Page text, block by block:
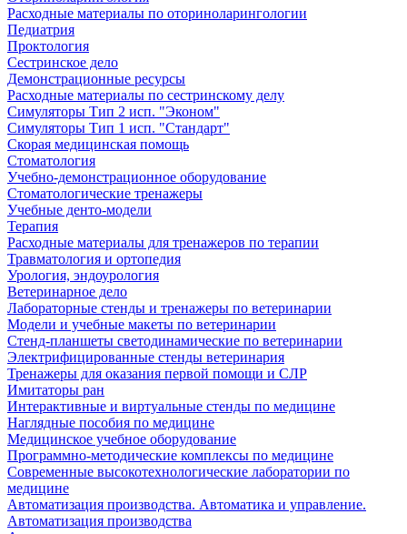
Расходные материалы по оториноларингологии
Педиатрия
Проктология
Сестринское дело
Демонстрационные ресурсы
Расходные материалы по сестринскому делу
Симуляторы Тип 2 исп. "Эконом"
Симуляторы Тип 1 исп. "Стандарт"
Скорая медицинская помощь
Стоматология
Учебно-демонстрационное оборудование
Стоматологические тренажеры
Учебные денто-модели
Терапия
Расходные материалы для тренажеров по терапии
Травматология и ортопедия
Урология, эндоурология
Ветеринарное дело
Лабораторные стенды и тренажеры по ветеринарии
Модели и учебные макеты по ветеринарии
Стенд-планшеты светодинамические по ветеринарии
Электрифицированные стенды ветеринария
Тренажеры для оказания первой помощи и СЛР
Имитаторы ран
Интерактивные и виртуальные стенды по медицине
Наглядные пособия по медицине
Медицинское учебное оборудование
Программно-методические комплексы по медицине
Современные высокотехнологические лаборатории по
медицине
Автоматизация производства. Автоматика и управление.
Автоматизация производства